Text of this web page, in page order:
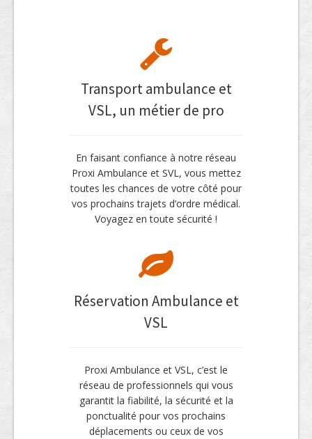
Transport ambulance et
VSL, un métier de pro
En faisant confiance à notre réseau
Proxi Ambulance et SVL, vous mettez
toutes les chances de votre côté pour
vos prochains trajets d’ordre médical.
Voyagez en toute sécurité !
Réservation Ambulance et
VSL
Proxi Ambulance et VSL, c’est le
réseau de professionnels qui vous
garantit la fiabilité, la sécurité et la
ponctualité pour vos prochains
déplacements ou ceux de vos